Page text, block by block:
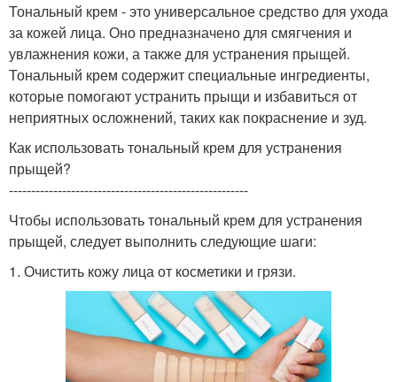
Тональный крем - это универсальное средство для ухода
за кожей лица. Оно предназначено для смягчения и
увлажнения кожи, а также для устранения прыщей.
Тональный крем содержит специальные ингредиенты,
которые помогают устранить прыщи и избавиться от
неприятных осложнений, таких как покраснение и зуд.
Как использовать тональный крем для устранения
прыщей?
------------------------------------------------------
Чтобы использовать тональный крем для устранения
прыщей, следует выполнить следующие шаги:
1. Очистить кожу лица от косметики и грязи.